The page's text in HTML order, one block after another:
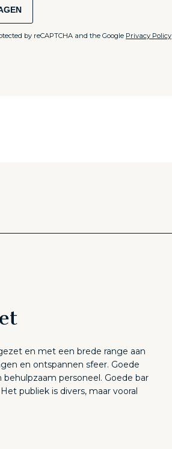
by reCAPTCHA and the Google Privacy Policy
en met een brede range aan
en ontspannen sfeer. Goede
behulpzaam personeel. Goede bar
publiek is divers, maar vooral